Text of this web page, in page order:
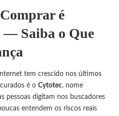
é
— Saiba o Que
tem crescido nos últimos
é o Cytotec, nome
pessoas digitam nos buscadores
entendem os riscos reais